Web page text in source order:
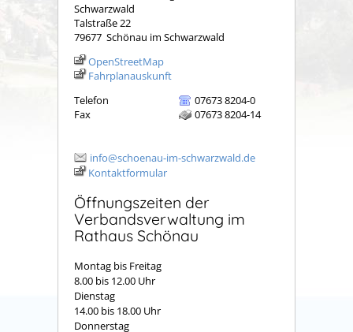
Schwarzwald
Talstraße 22
79677 Schönau im Schwarzwald
OpenStreetMap
Fahrplanauskunft
Telefon
07673 8204-0
Fax
07673 8204-14
info@schoenau-im-schwarzwald.de
Kontaktformular
Öffnungszeiten der
Verbandsverwaltung im
Rathaus Schönau
Montag bis Freitag
8.00 bis 12.00 Uhr
Dienstag
14.00 bis 18.00 Uhr
Donnerstag